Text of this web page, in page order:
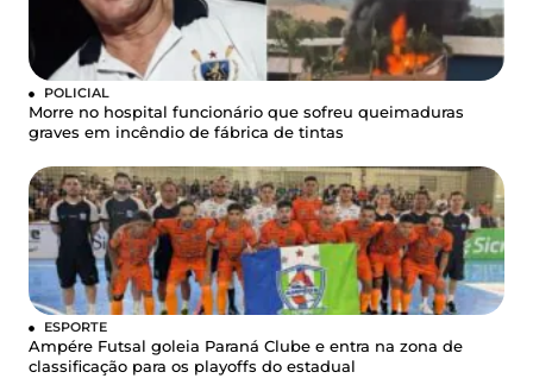
POLICIAL
Morre no hospital funcionário que sofreu queimaduras
graves em incêndio de fábrica de tintas
ESPORTE
Ampére Futsal goleia Paraná Clube e entra na zona de
classificação para os playoffs do estadual